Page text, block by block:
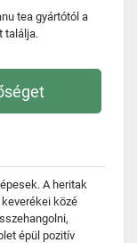
tea gyártótól a
találja.
A heritak
közé
épül pozitív